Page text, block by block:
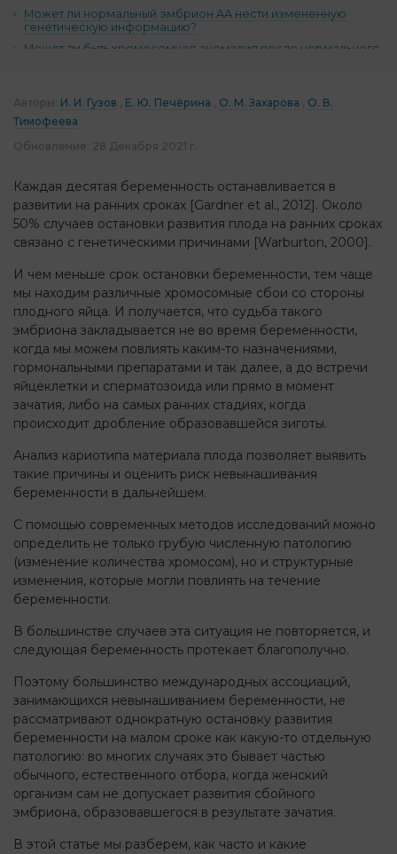
Может ли нормальный эмбрион АА нести измененную
генетическую информацию?
Может ли быть хромосомная аномалия после нормального
шанс!»
Комментарии (13)
Авторы: И. И. Гузов Е. Ю. Печёрина О. М. Захарова
О. В.
Тимофеева
Обновление: 28 Декабря 2021 г.
Каждая десятая беременность останавливается в
развитии на ранних сроках [Gardner et al., 2012]. Около
50% случаев остановки развития плода на ранних сроках
связано с генетическими причинами [Warburton, 2000].
И чем меньше срок остановки беременности, тем чаще
мы находим различные хромосомные сбои со стороны
плодного яйца. И получается, что судьба такого
эмбриона закладывается не во время беременности,
когда мы можем повлиять каким-то назначениями,
гормональными препаратами и так далее, а до встречи
яйцеклетки и сперматозоида или прямо в момент
зачатия, либо на самых ранних стадиях, когда
происходит дробление образовавшейся зиготы.
Анализ кариотипа материала плода позволяет выявить
такие причины и оценить риск невынашивания
беременности в дальнейшем.
С помощью современных методов исследований можно
определить не только грубую численную патологию
(изменение количества хромосом), но и структурные
изменения, которые могли повлиять на течение
беременности.
В большинстве случаев эта ситуация не повторяется, и
следующая беременность протекает благополучно.
Поэтому большинство международных ассоциаций,
занимающихся невынашиванием беременности, не
рассматривают однократную остановку развития
беременности на малом сроке как какую-то отдельную
патологию: во многих случаях это бывает частью
обычного, естественного отбора, когда женский
организм сам не допускает развития сбойного
эмбриона, образовавшегося в результате зачатия.
В этой статье мы разберем, как часто и какие